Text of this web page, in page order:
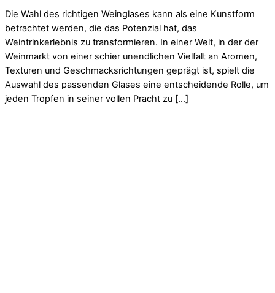
Die Wahl des richtigen Weinglases kann als eine Kunstform
betrachtet werden, die das Potenzial hat, das
Weintrinkerlebnis zu transformieren. In einer Welt, in der der
Weinmarkt von einer schier unendlichen Vielfalt an Aromen,
Texturen und Geschmacksrichtungen geprägt ist, spielt die
Auswahl des passenden Glases eine entscheidende Rolle, um
jeden Tropfen in seiner vollen Pracht zu […]